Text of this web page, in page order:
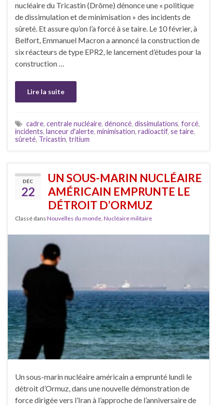
nucléaire du Tricastin (Drôme) dénonce une « politique
de dissimulation et de minimisation » des incidents de
sûreté. Et assure qu’on l’a forcé à se taire. Le 10 février, à
Belfort, Emmanuel Macron a annoncé la construction de
six réacteurs de type EPR2, le lancement d’études pour la
construction …
Lire la suite
cadre, centrale nucléaire, dénoncé, dissimulations, forcé,
incidents, lanceur d'alerte, minimisation, radioactif, se taire,
sûreté, Tricastin, tritium
DÉC
22
UN SOUS-MARIN NUCLÉAIRE
AMÉRICAIN EMPRUNTE LE
DÉTROIT D’ORMUZ
Classé dans Nouvelles du monde, Nucléaire militaire
Un sous-marin nucléaire américain a emprunté lundi le
détroit d’Ormuz, dans une nouvelle démonstration de
force dirigée vers l’Iran à l’approche de l’anniversaire de